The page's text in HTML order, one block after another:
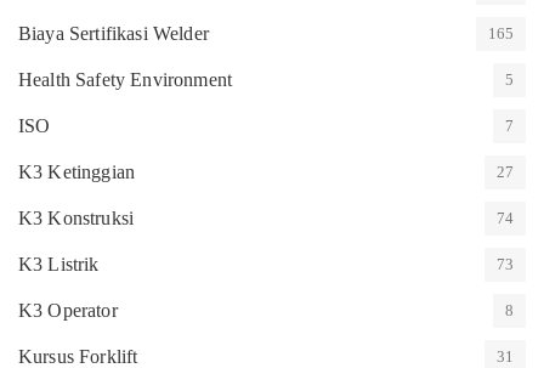
Biaya Sertifikasi Welder 165
Health Safety Environment 5
ISO 7
K3 Ketinggian 27
K3 Konstruksi 74
K3 Listrik 73
K3 Operator 8
Kursus Forklift 31